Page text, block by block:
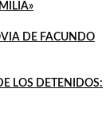
DE FACUNDO
LOS DETENIDOS: